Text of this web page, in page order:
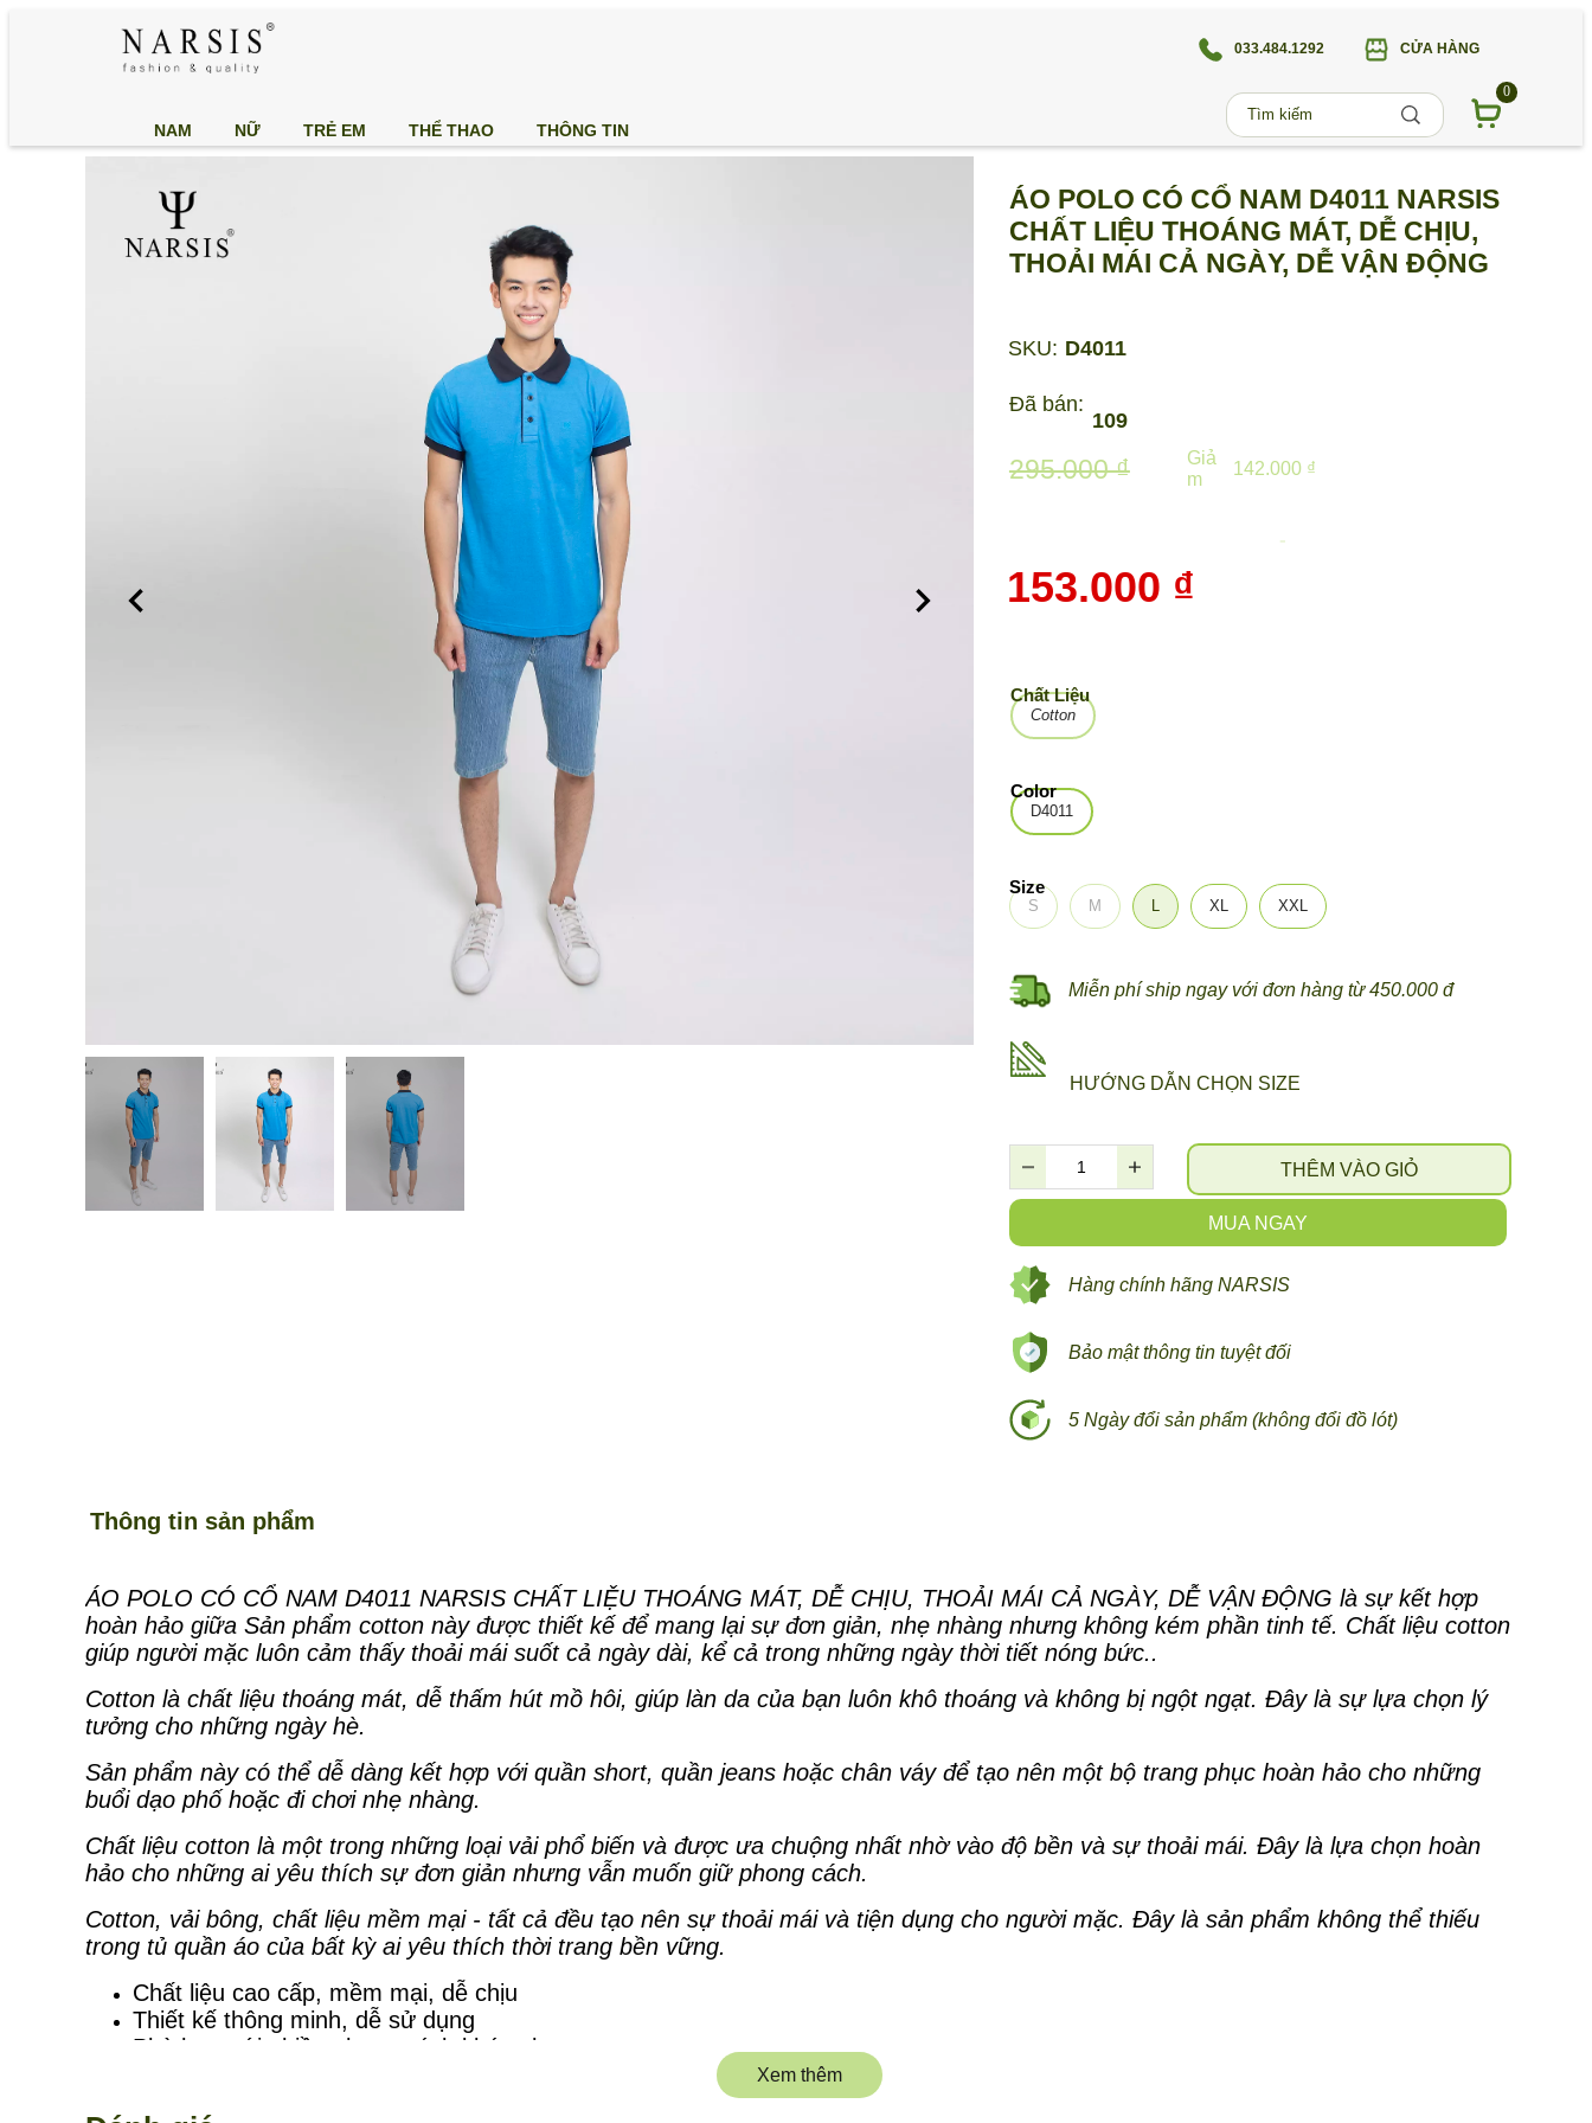
NAM NỮ TRẺ EM THỂ THAO THÔNG TIN
033.484.1292 CỬA HÀNG
0
ÁO POLO CÓ CỔ NAM D4011 NARSIS
CHẤT LIỆU THOÁNG MÁT, DỄ CHỊU,
THOẢI MÁI CẢ NGÀY, DỄ VẬN ĐỘNG
Đã bán:
109
S M L XL XXL
Size
Cotton
Chất Liệu
D4011
Color
MUA NGAY
THÊM VÀO GIỎ
HƯỚNG DẪN CHỌN SIZE
Miễn phí ship ngay với đơn hàng từ 450.000 đ
-
153.000 ₫
5 Ngày đổi sản phẩm (không đổi đồ lót)
Bảo mật thông tin tuyệt đối
Hàng chính hãng NARSIS
295.000 ₫ 142.000 ₫
Giả
m
SKU: D4011
Xem thêm
Thông tin sản phẩm
ÁO POLO CÓ CỔ NAM D4011 NARSIS CHẤT LIỆU THOÁNG MÁT, DỄ CHỊU, THOẢI MÁI CẢ NGÀY, DỄ VẬN ĐỘNG là sự kết hợp
hoàn hảo giữa Sản phẩm cotton này được thiết kế để mang lại sự đơn giản, nhẹ nhàng nhưng không kém phần tinh tế. Chất liệu cotton
giúp người mặc luôn cảm thấy thoải mái suốt cả ngày dài, kể cả trong những ngày thời tiết nóng bức..
Cotton là chất liệu thoáng mát, dễ thấm hút mồ hôi, giúp làn da của bạn luôn khô thoáng và không bị ngột ngạt. Đây là sự lựa chọn lý
tưởng cho những ngày hè.
Sản phẩm này có thể dễ dàng kết hợp với quần short, quần jeans hoặc chân váy để tạo nên một bộ trang phục hoàn hảo cho những
buổi dạo phố hoặc đi chơi nhẹ nhàng.
Chất liệu cotton là một trong những loại vải phổ biến và được ưa chuộng nhất nhờ vào độ bền và sự thoải mái. Đây là lựa chọn hoàn
hảo cho những ai yêu thích sự đơn giản nhưng vẫn muốn giữ phong cách.
Cotton, vải bông, chất liệu mềm mại - tất cả đều tạo nên sự thoải mái và tiện dụng cho người mặc. Đây là sản phẩm không thể thiếu
trong tủ quần áo của bất kỳ ai yêu thích thời trang bền vững.
Chất liệu cao cấp, mềm mại, dễ chịu
Thiết kế thông minh, dễ sử dụng
Phù hợp với nhiều phong cách khác nhau